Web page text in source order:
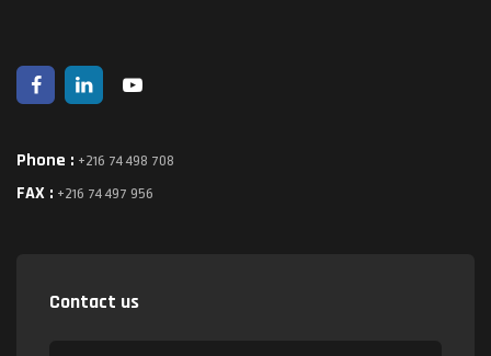
Phone : +216 74 498 708
FAX : +216 74 497 956
Contact us